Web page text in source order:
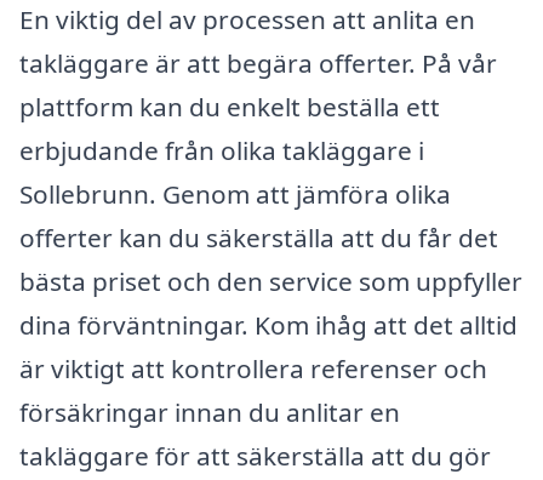
En viktig del av processen att anlita en
takläggare är att begära offerter. På vår
plattform kan du enkelt beställa ett
erbjudande från olika takläggare i
Sollebrunn. Genom att jämföra olika
offerter kan du säkerställa att du får det
bästa priset och den service som uppfyller
dina förväntningar. Kom ihåg att det alltid
är viktigt att kontrollera referenser och
försäkringar innan du anlitar en
takläggare för att säkerställa att du gör